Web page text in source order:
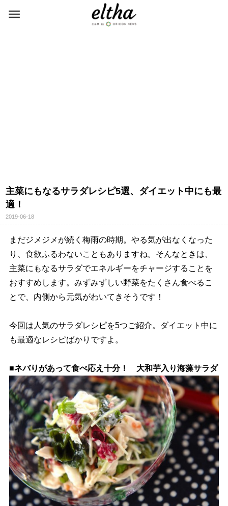
主菜にもなるサラダレシピ5選、ダイエット中にも最
適！
2019-06-18
まだジメジメが続く梅雨の時期。やる気が出なくなった
り、食欲ふるわないこともありますね。そんなときは、
主菜にもなるサラダでエネルギーをチャージすることを
おすすめします。みずみずしい野菜をたくさん食べるこ
とで、内側から元気がわいてきそうです！
今回は人気のサラダレシピを5つご紹介。ダイエット中に
も最適なレシピばかりですよ。
■ネバりがあって食べ応え十分！ 大和芋入り海藻サラダ